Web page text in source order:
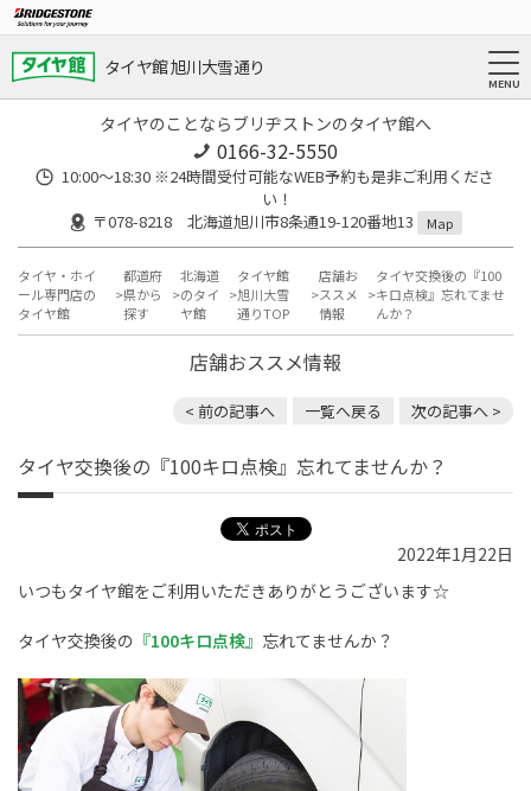
タイヤ館 旭川大雪通り
タイヤのことならブリヂストンのタイヤ館へ
0166-32-5550
10:00～18:30 ※24時間受付可能なWEB予約も是非ご利用くださ
い！
〒078-8218 北海道旭川市8条通19-120番地13
Map
タイヤ・ホイ
ール専門店の
タイヤ館
都道府
県から
探す
北海道
のタイ
ヤ館
タイヤ館
旭川大雪
通りTOP
店舗お
ススメ
情報
タイヤ交換後の『100
キロ点検』忘れてませ
んか？
店舗おススメ情報
< 前の記事へ 一覧へ戻る 次の記事へ >
タイヤ交換後の『100キロ点検』忘れてませんか？
2022年1月22日
いつもタイヤ館をご利用いただきありがとうございます☆
タイヤ交換後の 『100キロ点検』 忘れてませんか？